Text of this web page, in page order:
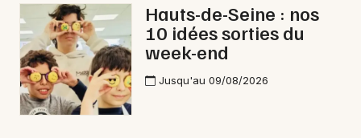
Hauts-de-Seine : nos
10 idées sorties du
week-end
Jusqu'au 09/08/2026